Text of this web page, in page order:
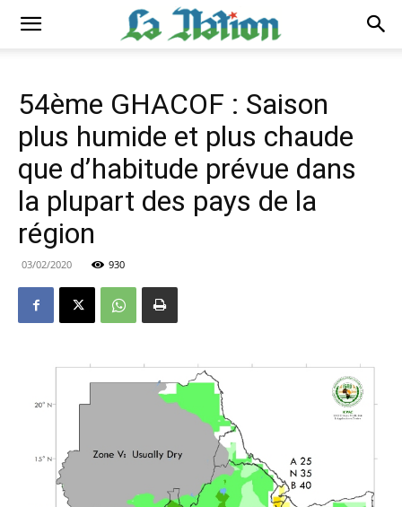
54ème GHACOF : Saison
plus humide et plus chaude
que d’habitude prévue dans
la plupart des pays de la
région
03/02/2020 930